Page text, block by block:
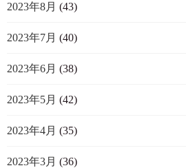
2023年8月 (43)
2023年7月 (40)
2023年6月 (38)
2023年5月 (42)
2023年4月 (35)
2023年3月 (36)